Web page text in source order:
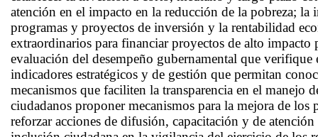
atención en el impacto en la reducción de la pobreza;
programas y proyectos de inversión y la rentabilidad
extraordinarios para financiar proyectos de alto impacto
evaluación del desempeño gubernamental que
indicadores estratégicos y de gestión que permitan
mecanismos que faciliten la transparencia en el manejo
ciudadanos proponer mecanismos para la mejora de
reforzar acciones de difusión, capacitación y de